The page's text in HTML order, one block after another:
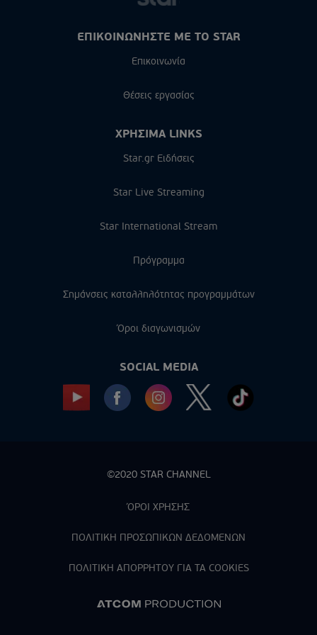
ΕΠΙΚΟΙΝΩΝΗΣΤΕ ΜΕ ΤΟ STAR
Επικοινωνία
Θέσεις εργασίας
ΧΡΗΣΙΜΑ LINKS
Star.gr Ειδήσεις
Star Live Streaming
Star International Stream
Πρόγραμμα
Σημάνσεις καταλληλότητας προγραμμάτων
Όροι διαγωνισμών
SOCIAL MEDIA
©2020 STAR CHANNEL
ΌΡΟΙ ΧΡΗΣΗΣ
ΠΟΛΙΤΙΚΗ ΠΡΟΣΩΠΙΚΩΝ ΔΕΔΟΜΕΝΩΝ
ΠΟΛΙΤΙΚΗ ΑΠΟΡPΗΤΟΥ ΓΙΑ ΤΑ COOKIES